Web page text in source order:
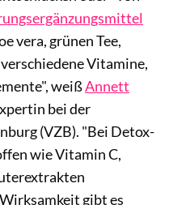
vera, grünen Tee,
Vitamine,
weißAnnett
bei der
(VZB). "Bei Detox-
wie Vitamin C,
gibt es